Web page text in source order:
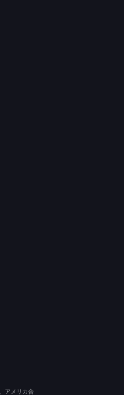
アメリカ合